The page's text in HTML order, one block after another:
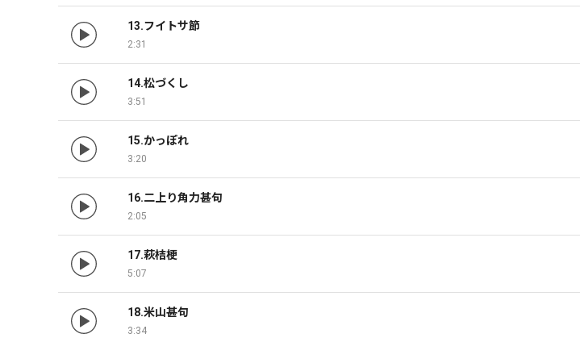
13.フイトサ節
2:31
14.松づくし
3:51
15.かっぽれ
3:20
16.二上り角力甚句
2:05
17.萩桔梗
5:07
18.米山甚句
3:34